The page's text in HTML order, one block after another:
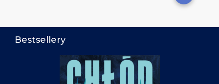
Bestsellery